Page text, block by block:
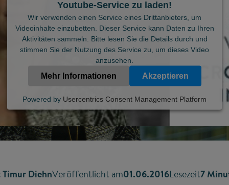
Youtube-Service zu laden!
Wir verwenden einen Service eines Drittanbieters, um
Videoinhalte einzubetten. Dieser Service kann Daten zu Ihren
Aktivitäten sammeln. Bitte lesen Sie die Details durch und
stimmen Sie der Nutzung des Service zu, um dieses Video
anzusehen.
Mehr Informationen Akzeptieren
Powered by Usercentrics Consent Management Platform
DiehnVeröffentlicht am01.06.2016Lesezeit7